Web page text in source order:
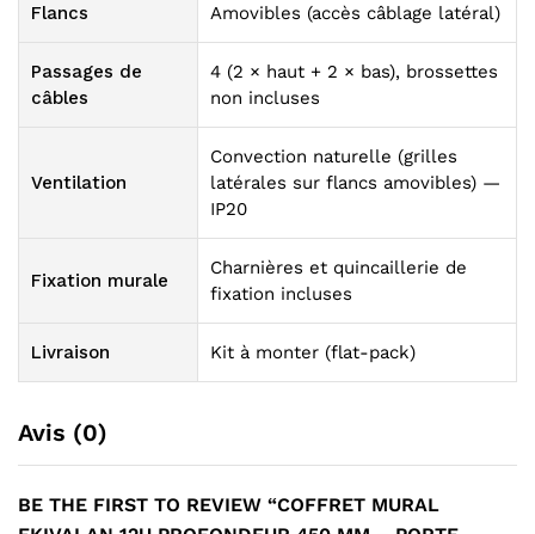
Flancs Amovibles (accès câblage latéral)
Passages de
câbles
4 (2 × haut + 2 × bas), brossettes
non incluses
Ventilation
Convection naturelle (grilles
latérales sur flancs amovibles) —
IP20
Fixation murale
Charnières et quincaillerie de
fixation incluses
Livraison Kit à monter (flat-pack)
Avis (0)
BE THE FIRST TO REVIEW “COFFRET MURAL